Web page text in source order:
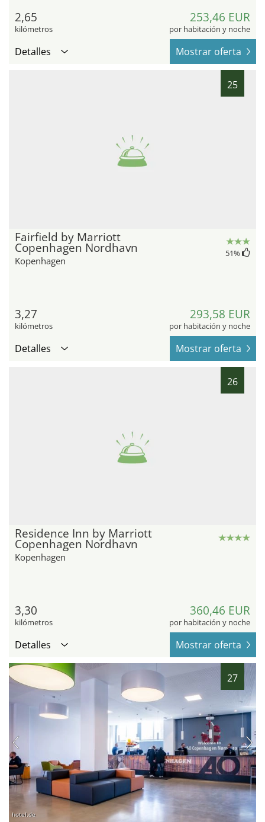
2,65
kilómetros
253,46 EUR
por habitación y noche
Detalles Mostrar oferta
25
Fairfield by Marriott
Copenhagen Nordhavn
Kopenhagen
51%
3,27
kilómetros
293,58 EUR
por habitación y noche
Detalles Mostrar oferta
26
Residence Inn by Marriott
Copenhagen Nordhavn
Kopenhagen
3,30
kilómetros
360,46 EUR
por habitación y noche
Detalles Mostrar oferta
27
hotel.de